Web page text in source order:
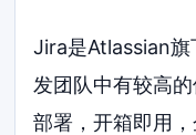
Jira是Atlassian旗
发团队中有较高
部署，开箱即用